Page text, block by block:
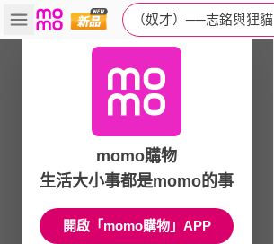
（奴才）──志銘與狸貓
momo購物
生活大小事都是momo的事
開啟「momo購物」APP